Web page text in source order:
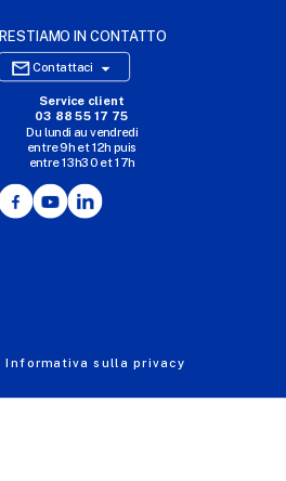
RESTIAMO IN CONTATTO
Contattaci 
SITO WEB DI E-COMMERCE
I NOSTRI UFFICI
MASSILLY CONSERVOR
Service client
03 88 55 17 75
Du lundi au vendredi
entre 9h et 12h puis
entre 13h30 et 17h
FacebookYouTube
Informativa sulla privacy